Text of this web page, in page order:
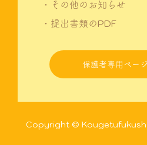
・その他のお知らせ
・提出書類のPDF
保護者専用ペー
Copyright ©